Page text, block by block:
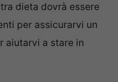
dieta dovrà essere
per assicurarvi un
aiutarvi a stare in